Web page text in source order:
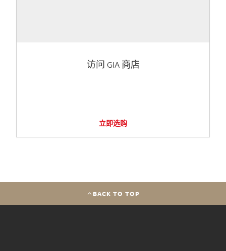
访问 GIA 商店
立即选购
BACK TO TOP